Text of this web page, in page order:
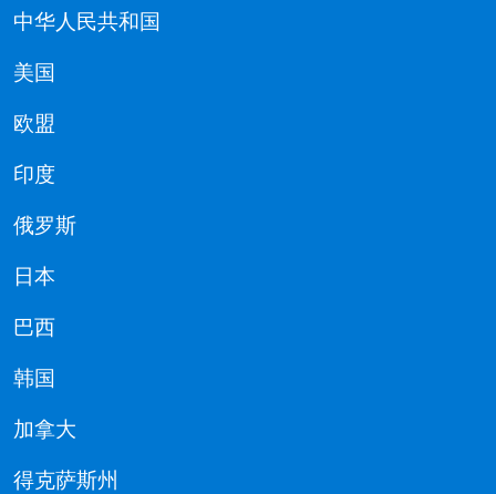
中华人民共和国
美国
欧盟
印度
俄罗斯
日本
巴西
韩国
加拿大
得克萨斯州